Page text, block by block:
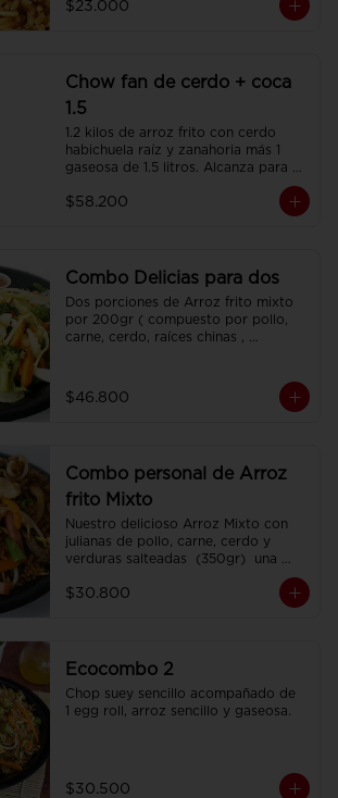
$23.000
Chow fan de cerdo + coca
1.5
1.2 kilos de arroz frito con cerdo
habichuela raíz y zanahoria más 1
gaseosa de 1.5 litros. Alcanza para 3
$58.200
Combo Delicias para dos
Dos porciones de Arroz frito mixto
por 200gr ( compuesto por pollo,
carne, cerdo, raíces chinas ,
200 gr , 2 Egg Roll  y 2 Coca Colas
Pet 400 ml.
$46.800
Combo personal de Arroz
frito Mixto
Nuestro delicioso Arroz Mixto con
julianas de pollo, carne, cerdo y
verduras salteadas  (350gr)  una
CocaCola pet 250ml.
$30.800
Ecocombo 2
Chop suey sencillo acompañado de
1 egg roll, arroz sencillo y gaseosa.
$30.500